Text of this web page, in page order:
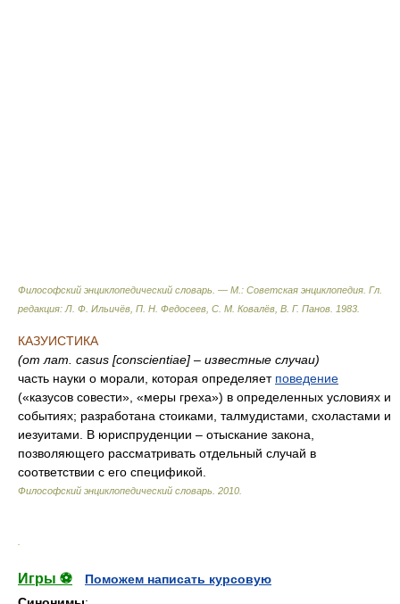
Философский энциклопедический словарь. — М.: Советская энциклопедия Гл.
редакция: Л. Ф. Ильичёв, П. Н. Федосеев, С. М. Ковалёв, В. Г. Панов 1983
КАЗУИСТИКА
(от лат. casus [conscientiae] – известные случаи)
часть науки о морали, которая определяет поведение
(«казусов совести», «меры греха») в определенных условиях и
событиях; разработана стоиками, талмудистами, схоластами и
иезуитами. В юриспруденции – отыскание закона,
позволяющего рассматривать отдельный случай в
соответствии с его спецификой.
Философский энциклопедический словарь 2010
Игры ⚽
Поможем написать курсовую